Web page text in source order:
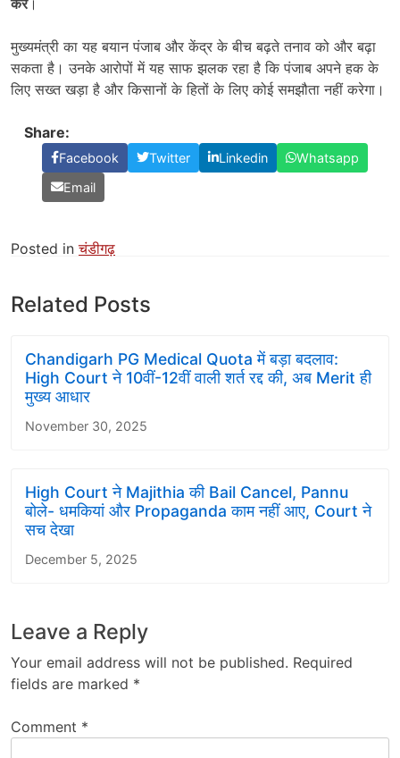
मुख्यमंत्री का यह बयान पंजाब और केंद्र के बीच बढ़ते तनाव को और बढ़ा
सकता है। उनके आरोपों में यह साफ झलक रहा है कि पंजाब अपने हक के
लिए सख्त खड़ा है और किसानों के हितों के लिए कोई समझौता नहीं करेगा।
Share:
Facebook Twitter Linkedin
Whatsapp
Email
Posted inचंडीगढ़
Related Posts
Chandigarh PG Medical Quota में बड़ा बदलाव:
High Court ने 10वीं-12वीं वाली शर्त रद्द की, अब Merit ही
मुख्य आधार
November 30, 2025
High Court ने Majithia की Bail Cancel, Pannu
बोले- धमकियां और Propaganda काम नहीं आए, Court ने
सच देखा
December 5, 2025
Leave a Reply
Your email address will not be published. Required
fields are marked *
Comment *